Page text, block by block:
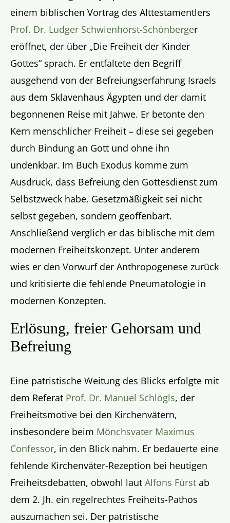
einem biblischen Vortrag des Alttestamentlers
Prof. Dr. Ludger Schwienhorst-Schönberger
eröffnet, der über „Die Freiheit der Kinder
Gottes“ sprach. Er entfaltete den Begriff
ausgehend von der Befreiungserfahrung Israels
aus dem Sklavenhaus Ägypten und der damit
begonnenen Reise mit Jahwe. Er betonte den
Kern menschlicher Freiheit – diese sei gegeben
durch Bindung an Gott und ohne ihn
undenkbar. Im Buch Exodus komme zum
Ausdruck, dass Befreiung den Gottesdienst zum
Selbstzweck habe. Gesetzmäßigkeit sei nicht
selbst gegeben, sondern geoffenbart.
Anschließend verglich er das biblische mit dem
modernen Freiheitskonzept. Unter anderem
wies er den Vorwurf der Anthropogenese zurück
und kritisierte die fehlende Pneumatologie in
modernen Konzepten.
Erlösung, freier Gehorsam und
Befreiung
Eine patristische Weitung des Blicks erfolgte mit
dem Referat Prof. Dr. Manuel Schlögls, der
Freiheitsmotive bei den Kirchenvätern,
insbesondere beim Mönchsvater Maximus
Confessor, in den Blick nahm. Er bedauerte eine
fehlende Kirchenväter-Rezeption bei heutigen
Freiheitsdebatten, obwohl laut Alfons Fürst ab
dem 2. Jh. ein regelrechtes Freiheits-Pathos
auszumachen sei. Der patristische